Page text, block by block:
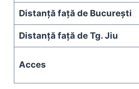
Distanță față de București
Distanță față de Tg. Jiu
Acces